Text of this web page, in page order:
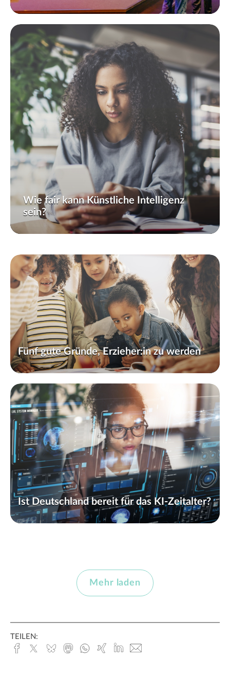
Wie fair kann Künstliche Intelligenz
sein?
Fünf gute Gründe, Erzieher:in zu werden
Ist Deutschland bereit für das KI-Zeitalter?
Mehr laden
TEILEN:
Facebook
x.com BlueskyMastodonWhatsapp
Xing
Linked